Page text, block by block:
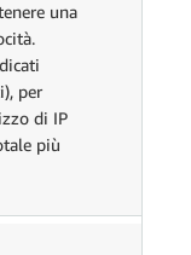
blocchi di
€
per gigabyte di
una
per
di IP
più